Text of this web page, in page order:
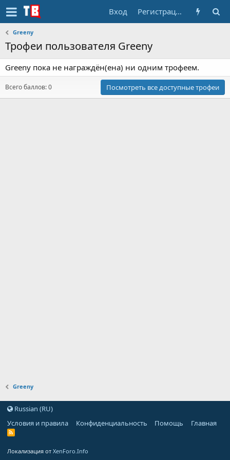
Вход Регистрация
Greeny
Трофеи пользователя Greeny
Greeny пока не награждён(ена) ни одним трофеем.
Всего баллов: 0 Посмотреть все доступные трофеи
Greeny
Russian (RU)
Условия и правила
Конфиденциальность Помощь Главная
Локализация от XenForo.Info